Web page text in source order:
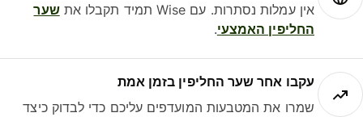
אין עמלות נסתרות. עם Wise תמיד תקבלו את
שער
החליפין האמצעי.
עקבו אחר שער החליפין בזמן אמת
שמרו את המטבעות המועדפים עליכם כדי לבדוק כיצד